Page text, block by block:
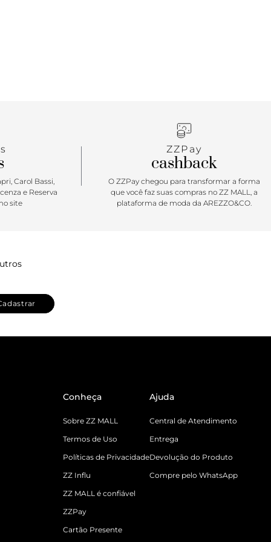
Carol Bassi,
e Reserva
site
ZZPay
cashback
O ZZPay chegou para transformar a forma
que você faz suas compras no ZZ MALL, a
plataforma de moda da AREZZO&CO.
Conheça
Sobre ZZ MALL
Termos de Uso
Políticas de Privacidade
ZZ Influ
ZZ MALL é confiável
ZZPay
Cartão Presente
Ajuda
Central de Atendimento
Entrega
Devolução do Produto
Compre pelo WhatsApp